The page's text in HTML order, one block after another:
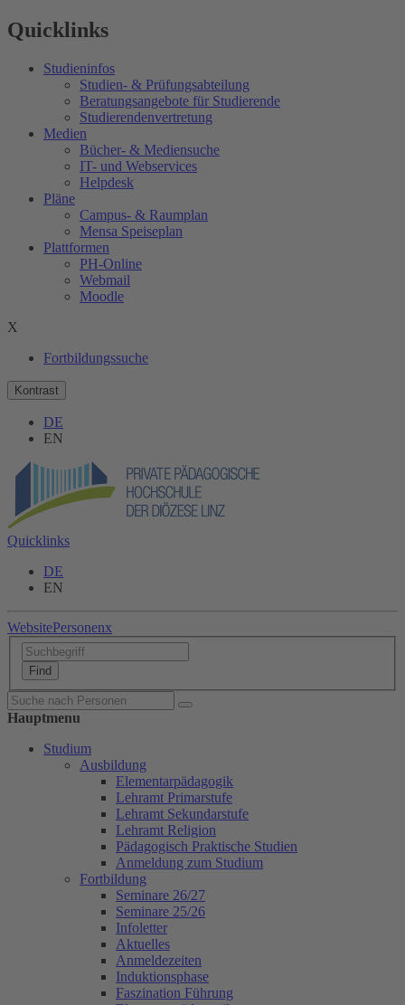
Quicklinks
Studieninfos
Studien- & Prüfungsabteilung
Beratungsangebote für Studierende
Studierendenvertretung
Medien
Bücher- & Mediensuche
IT- und Webservices
Helpdesk
Pläne
Campus- & Raumplan
Mensa Speiseplan
Plattformen
PH-Online
Webmail
Moodle
X
Fortbildungssuche
Kontrast
DE
EN
Quicklinks
DE
EN
WebsitePersonenx
Hauptmenu
Studium
Ausbildung
Elementarpädagogik
Lehramt Primarstufe
Lehramt Sekundarstufe
Lehramt Religion
Pädagogisch Praktische Studien
Anmeldung zum Studium
Fortbildung
Seminare 26/27
Seminare 25/26
Infoletter
Aktuelles
Anmeldezeiten
Induktionsphase
Faszination Führung